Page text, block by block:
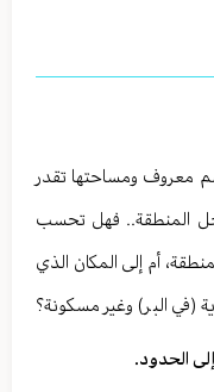
معروف ومساحتها تقدر
داخل المنطقة.. فهل تحسب
أم إلى المكان الذي
(في البر) وغير مسكونة؟
الحدود.